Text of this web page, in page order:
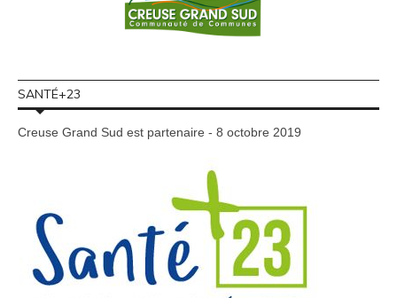
SANTÉ+23
Creuse Grand Sud est partenaire - 8 octobre 2019